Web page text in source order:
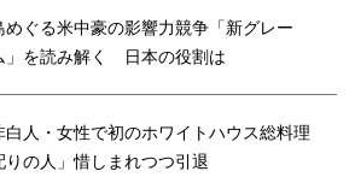
めぐる米中豪の影響力競争「新グレー
」を読み解く 日本の役割は
白人・女性で初のホワイトハウス総料理
の人」惜しまれつつ引退